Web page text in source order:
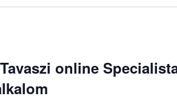
online